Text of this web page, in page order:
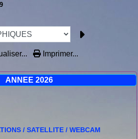
ANNEE 2026
/ SATELLITE / WEBCAM
Imprimer...